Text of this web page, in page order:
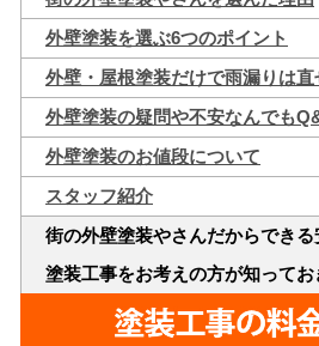
外壁塗装を選ぶ6つのポイント
外壁・屋根塗装だけで雨漏りは直
外壁塗装の疑問や不安なんでも
外壁塗装のお値段について
スタッフ紹介
街の外壁塗装やさんだからでき
塗装工事をお考えの方が知ってお